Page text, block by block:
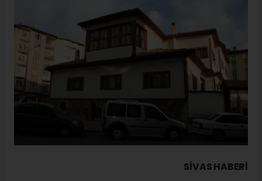
SIVAS HABERİ